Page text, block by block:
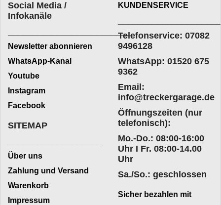
Social Media /
Infokanäle
_________________________
Newsletter abonnieren
WhatsApp-Kanal
Youtube
Instagram
Facebook
KUNDENSERVICE
Telefonservice: 07082
9496128
WhatsApp: 01520 675
9362
Email:
info@treckergarage.de
Öffnungszeiten (nur
telefonisch):
Mo.-Do.: 08:00-16:00
Uhr I Fr. 08:00-14.00
Uhr
Sa./So.: geschlossen
SITEMAP
Über uns
Zahlung und Versand
Warenkorb
Impressum
Sicher bezahlen mit